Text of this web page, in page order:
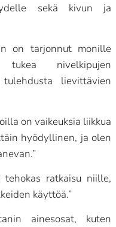
sekä kivun ja
on tarjonnut monille
tukea nivelkipujen
lievittävien
on vaikeuksia liikkua
hyödyllinen, ja olen
tehokas ratkaisu niille,
käyttöä.”
ainesosat, kuten